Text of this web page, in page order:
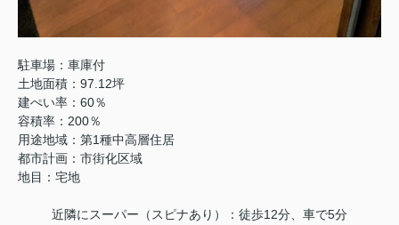
駐車場：車庫付
土地面積：97.12坪
建ぺい率：60％
容積率：200％
用途地域：第1種中高層住居
都市計画：市街化区域
地目：宅地
近隣にスーパー（スピナあり）：徒歩12分、車で5分